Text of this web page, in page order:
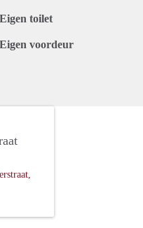
Eigen toilet
Eigen voordeur